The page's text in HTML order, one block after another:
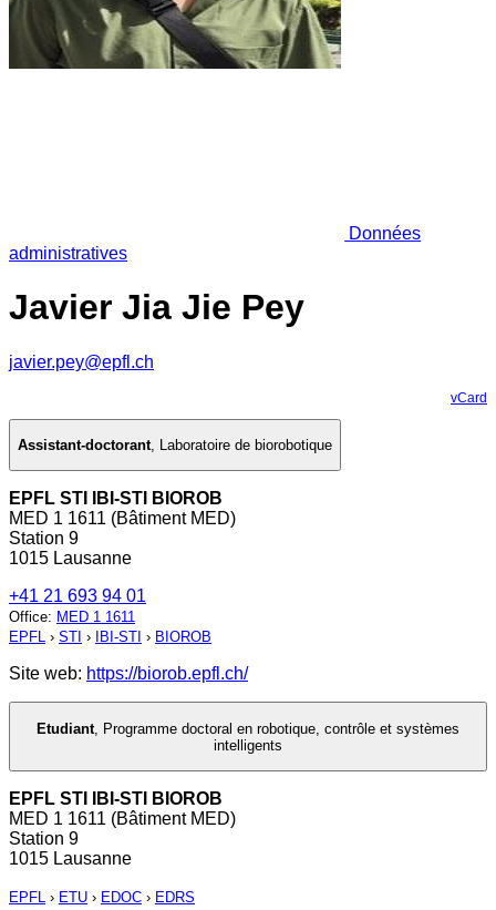
Données
administratives
Javier Jia Jie Pey
javier.pey@epfl.ch
vCard
Assistant-doctorant, Laboratoire de biorobotique
EPFL STI IBI-STI BIOROB
MED 1 1611 (Bâtiment MED)
Station 9
1015 Lausanne
+41 21 693 94 01
Office: MED 1 1611
EPFL › STI › IBI-STI › BIOROB
Site web: https://biorob.epfl.ch/
Etudiant Programme doctoral en robotique, contrôle et systèmes
intelligents
EPFL STI IBI-STI BIOROB
MED 1 1611 (Bâtiment MED)
Station 9
1015 Lausanne
EPFL › ETU › EDOC › EDRS